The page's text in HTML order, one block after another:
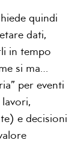
quindi
dati,
in tempo
si ma…
per eventi
e decisioni